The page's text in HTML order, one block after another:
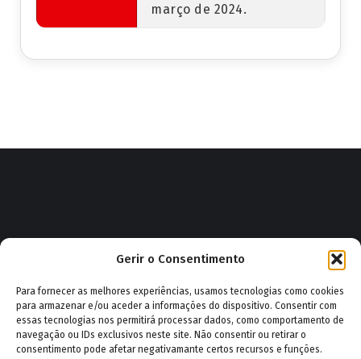
Gerir o Consentimento
Para fornecer as melhores experiências, usamos tecnologias como cookies
para armazenar e/ou aceder a informações do dispositivo. Consentir com
essas tecnologias nos permitirá processar dados, como comportamento de
navegação ou IDs exclusivos neste site. Não consentir ou retirar o
consentimento pode afetar negativamante certos recursos e funções.
março de 2024.
Política de privacidade
Política de cookies
Copyright © 2026 Associação Humanitária dos Bombeiros
Voluntários de Salvação Pública e Cruz Branca de Vila Real